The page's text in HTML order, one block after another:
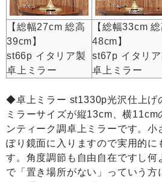
【総幅27cm 総高
39cm】
st66p イタリア製
卓上ミラー
【総幅33cm
48cm】
st67p イタリア
卓上ミラー
◆卓上ミラー st1330p光沢仕上げ
ミラーサイズが縦13cm、横11cm
ンティーク調卓上ミラーです。小
ぽり鏡面に入りますので実用的に
す。角度調節も自由自在ですし何
で「置き場所がない」っていう方